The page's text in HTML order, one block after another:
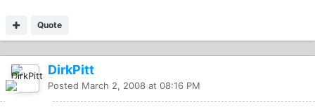
Quote
DirkPitt
Posted March 2, 2008 at 08:16 PM